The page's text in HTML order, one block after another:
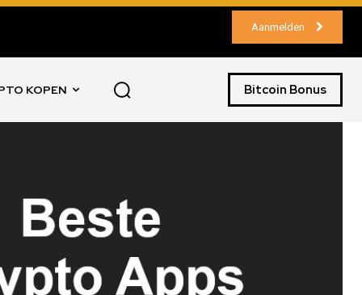
Aanmelden
KOPEN Bitcoin Bonus